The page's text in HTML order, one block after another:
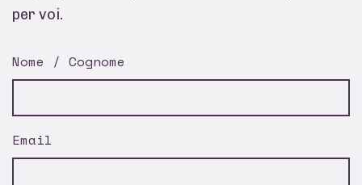
per voi.
Nome / Cognome
Email